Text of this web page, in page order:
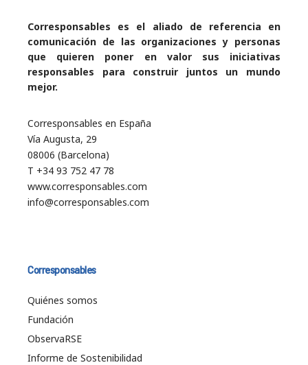
Corresponsables es el aliado de referencia en
comunicación de las organizaciones y personas
que quieren poner en valor sus iniciativas
responsables para construir juntos un mundo
mejor.
Corresponsables en España
Vía Augusta, 29
08006 (Barcelona)
T +34 93 752 47 78
www.corresponsables.com
info@corresponsables.com
Corresponsables
Quiénes somos
Fundación
ObservaRSE
Informe de Sostenibilidad